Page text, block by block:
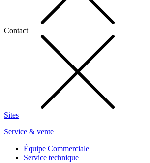
Contact
Sites
Service & vente
Équipe Commerciale
Service technique